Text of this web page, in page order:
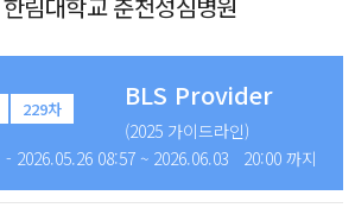
229차 BLS Provider
(2025 가이드라인)
- 2026.05.26 08:57 ~ 2026.06.03 20:00 까지